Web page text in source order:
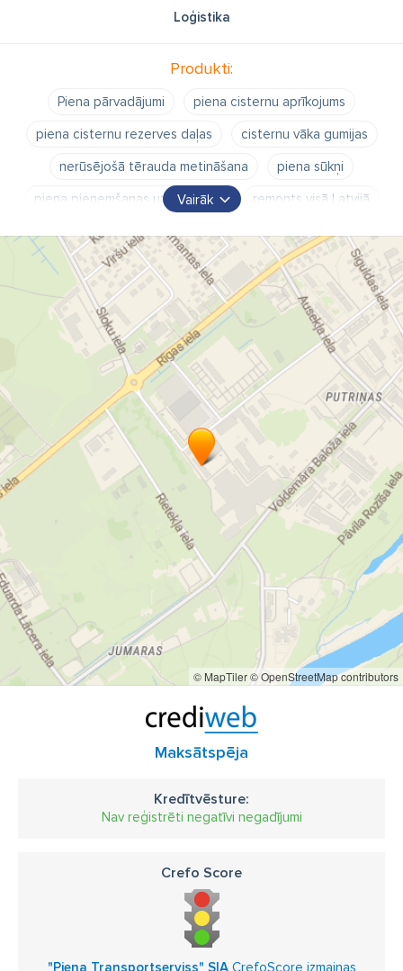
Loģistika
Produkti:
Piena pārvadājumi
piena cisternu aprīkojums
piena cisternu rezerves daļas
cisternu vāka gumijas
nerūsējošā tērauda metināšana
piena sūkņi
piena pieņemšanas uzstādīšana
remonts visā Latvijā
kravas automašīnu remonts un apkope
Vairāk
© MapTiler© OpenStreetMap contributors
Maksātspēja
Kredītvēsture:
Nav reģistrēti negatīvi negadījumi
Crefo Score
"Piena Transportserviss" SIACrefoScore izmaiņas